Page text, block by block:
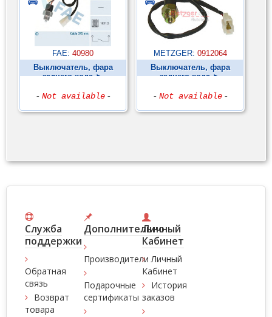
FAE: 40980
Выключатель, фара
заднего хода ►
- Not available -
METZGER: 0912064
Выключатель, фара
заднего хода ►
- Not available -
Служба
поддержки
Обратная
связь
Возврат
товара
Дополнительно
Производители
Подарочные
сертификаты
Личный
Кабинет
Личный
Кабинет
История
заказов